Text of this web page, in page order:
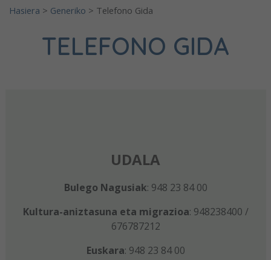
Hasiera > Generiko > Telefono Gida
TELEFONO GIDA
UDALA
Bulego Nagusiak: 948 23 84 00
Kultura-aniztasuna eta migrazioa: 948238400 /
676787212
Euskara: 948 23 84 00